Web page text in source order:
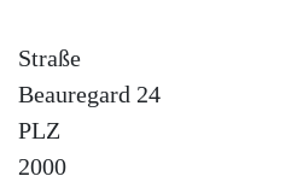
Straße
Beauregard 24
PLZ
2000